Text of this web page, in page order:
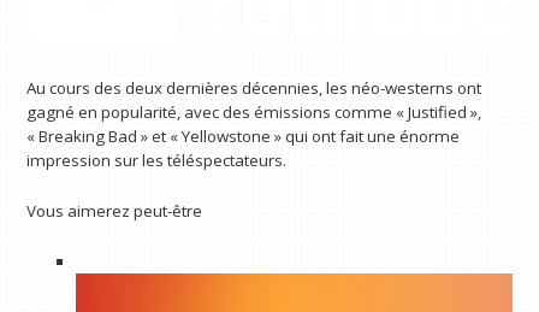
Au cours des deux dernières décennies, les néo-westerns ont
gagné en popularité, avec des émissions comme « Justified »,
« Breaking Bad » et « Yellowstone » qui ont fait une énorme
impression sur les téléspectateurs.
Vous aimerez peut-être